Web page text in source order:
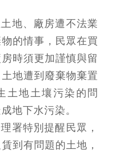
地、廠房遭不法業
的情事，民眾在買
時須更加謹慎與留
地遭到廢棄物棄置
土地土壤污染的問
地下水污染。
署特別提醒民眾，
到有問題的土地，